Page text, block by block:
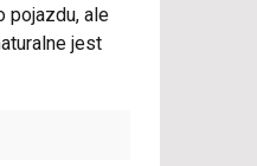
pojazdu, ale
jest